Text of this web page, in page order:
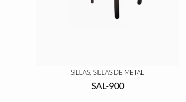
SILLAS, SILLAS DE METAL
SAL-900